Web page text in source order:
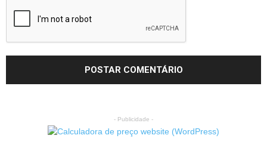
- Publicidade -